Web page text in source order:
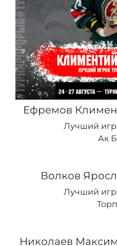
Ефремов
Лучший
Ак
Волков
Лучший
Николаев